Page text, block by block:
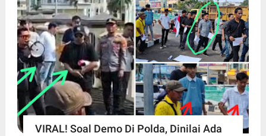
VIRAL! Soal Demo Di Polda, Dinilai Ada